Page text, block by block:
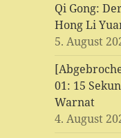
Qi Gong:
Hong Li
5. August
01: 15
Warnat
4. August